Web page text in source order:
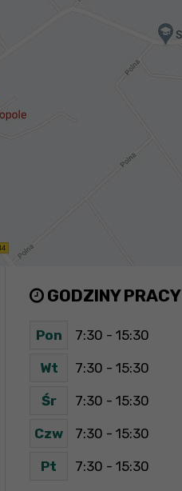
GODZINY PRACY
Pon 7:30 - 15:30
Wt 7:30 - 15:30
Śr 7:30 - 15:30
Czw 7:30 - 15:30
Pt 7:30 - 15:30